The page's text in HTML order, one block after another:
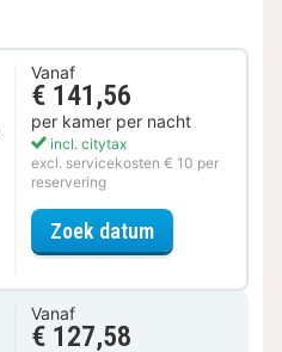
Vanaf
€ 141,56
per kamer per nacht
incl. citytax
excl. servicekosten € 10 per
reservering
Zoek datumvoor Late
Vanaf
€ 127,58